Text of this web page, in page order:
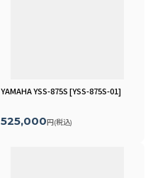
YAMAHA YSS-875S[YSS-875S-01]
525,000円(税込)